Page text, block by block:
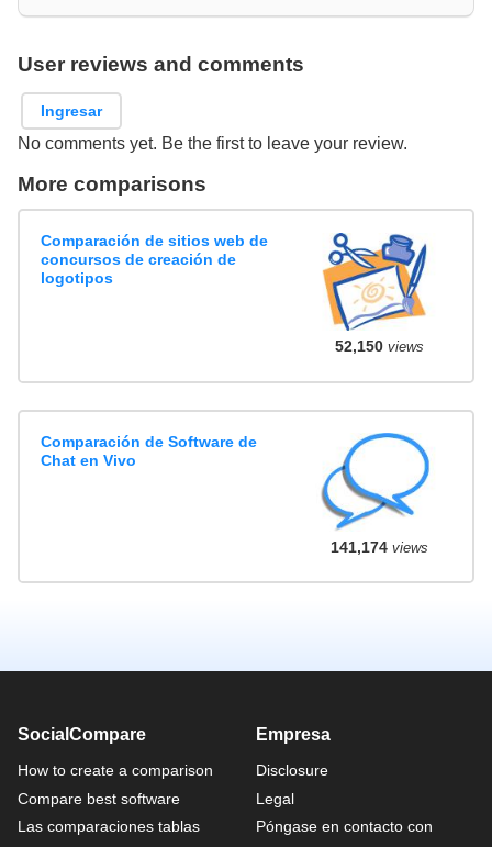
User reviews and comments
Ingresar
No comments yet. Be the first to leave your review.
More comparisons
Comparación de sitios web de
concursos de creación de
logotipos
52,150views
Comparación de Software de
Chat en Vivo
141,174views
SocialCompare
How to create a comparison
Compare best software
Las comparaciones tablas
Empresa
Disclosure
Legal
Póngase en contacto con